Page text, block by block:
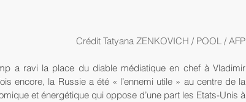
Crédit Tatyana ZENKOVICH / POOL / AFP
encore, la Russie a été « l’ennemi utile » au centre de la
et énergétique qui oppose d’une part les Etats-Unis à